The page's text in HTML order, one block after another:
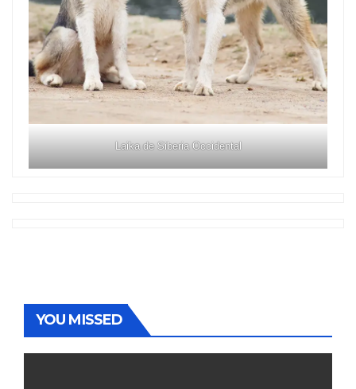
Laika de Siberia Occidental
YOU MISSED